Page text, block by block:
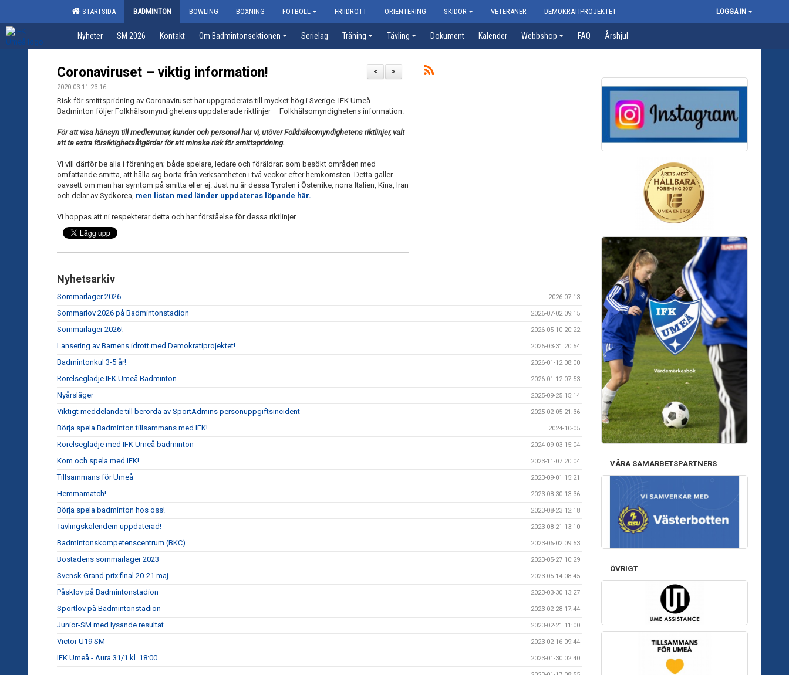
STARTSIDA BADMINTON BOWLING BOXNING FOTBOLL FRIIDROTT ORIENTERING SKIDOR VETERANER DEMOKRATIPROJEKTET LOGGA IN
Nyheter SM 2026 Kontakt Om Badmintonsektionen Serielag Träning Tävling Dokument Kalender Webbshop FAQ Årshjul
>
<
Coronaviruset – viktig information!
2020-03-11 23:16
Risk för smittspridning av Coronaviruset har uppgraderats till mycket hög i Sverige. IFK Umeå
Badminton följer Folkhälsomyndighetens uppdaterade riktlinjer – Folkhälsomyndighetens information.
För att visa hänsyn till medlemmar, kunder och personal har vi, utöver Folkhälsomyndighetens riktlinjer, valt
att ta extra försiktighetsåtgärder för att minska risk för smittspridning.
Vi vill därför be alla i föreningen; både spelare, ledare och föräldrar; som besökt områden med
omfattande smitta, att hålla sig borta från verksamheten i två veckor efter hemkomsten. Detta gäller
oavsett om man har symtom på smitta eller ej. Just nu är dessa Tyrolen i Österrike, norra Italien, Kina, Iran
och delar av Sydkorea, men listan med länder uppdateras löpande här.
Vi hoppas att ni respekterar detta och har förståelse för dessa riktlinjer.
Nyhetsarkiv
Sommarläger 2026 2026-07-13
Sommarlov 2026 på Badmintonstadion 2026-07-02 09:15
Sommarläger 2026! 2026-05-10 20:22
Lansering av Barnens idrott med Demokratiprojektet! 2026-03-31 20:54
Badmintonkul 3-5 år! 2026-01-12 08:00
Rörelseglädje IFK Umeå Badminton 2026-01-12 07:53
Nyårsläger 2025-09-25 15:14
Viktigt meddelande till berörda av SportAdmins personuppgiftsincident 2025-02-05 21:36
Börja spela Badminton tillsammans med IFK! 2024-10-05
Rörelseglädje med IFK Umeå badminton 2024-09-03 15:04
Kom och spela med IFK! 2023-11-07 20:04
Tillsammans för Umeå 2023-09-01 15:21
Hemmamatch! 2023-08-30 13:36
Börja spela badminton hos oss! 2023-08-23 12:18
Tävlingskalendern uppdaterad! 2023-08-21 13:10
Badmintonskompetenscentrum (BKC) 2023-06-02 09:53
Bostadens sommarläger 2023 2023-05-27 10:29
Svensk Grand prix final 20-21 maj 2023-05-14 08:45
Påsklov på Badmintonstadion 2023-03-30 13:27
Sportlov på Badmintonstadion 2023-02-28 17:44
Junior-SM med lysande resultat 2023-02-21 11:00
Victor U19 SM 2023-02-16 09:44
IFK Umeå - Aura 31/1 kl. 18:00 2023-01-30 02:40
VÅRA SAMARBETSPARTNERS
ÖVRIGT